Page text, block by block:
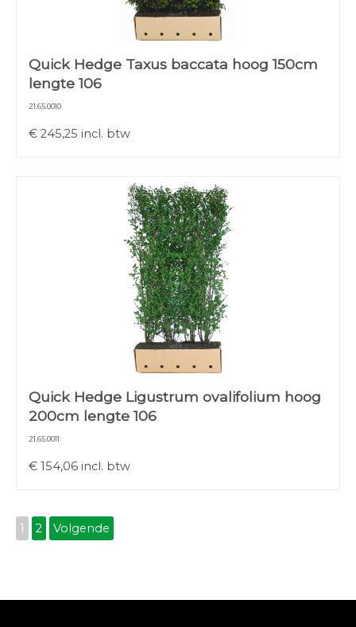
Quick Hedge Taxus baccata hoog 150cm
lengte 106
21.65.0010
€ 245,25 incl. btw
Quick Hedge Ligustrum ovalifolium hoog
200cm lengte 106
21.65.0011
€ 154,06 incl. btw
1 2 Volgende